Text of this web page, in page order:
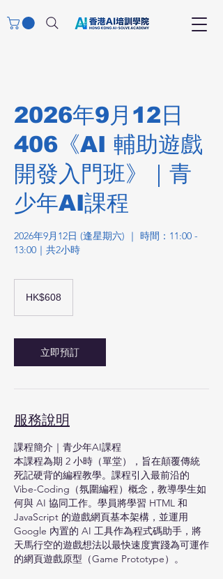
2026年9月12日
406《AI 輔助遊戲
開發入門班》｜青
少年AI課程
2026年9月12日 (逢星期六) ｜ 時間：11:00 -
13:00｜共2小時
HK$608
立即預訂
服務說明
課程簡介｜青少年AI課程
本課程為期 2 小時（單堂），旨在顛覆傳統
死記硬背的編程教學。課程引入最前沿的
Vibe-Coding（氛圍編程）概念，教導學生如
何與 AI 協同工作。學員將學習 HTML 和
JavaScript 的遊戲網頁基本架構，並運用
Google 內置的 AI 工具作為程式碼助手，將
天馬行空的遊戲想法以最快速度實踐為可運作
的網頁遊戲原型（Game Prototype）。